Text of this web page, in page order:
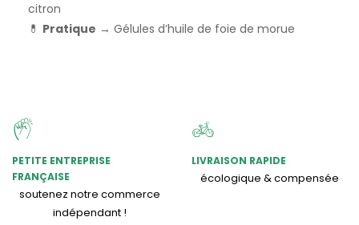
citron
💊 Pratique → Gélules d’huile de foie de morue
PETITE ENTREPRISE
FRANÇAISE
soutenez notre commerce
indépendant !
LIVRAISON RAPIDE
écologique & compensée